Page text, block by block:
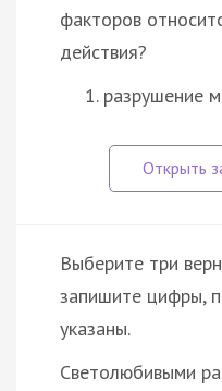
факторов
действия?
разрушение
Выберите три
запишите цифры,
указаны.
Светолюбивыми